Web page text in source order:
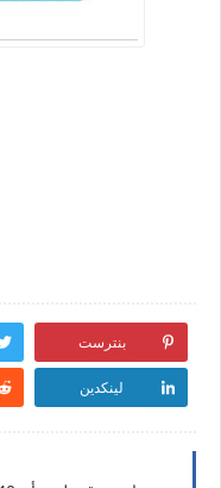
بنترست
لينكدين